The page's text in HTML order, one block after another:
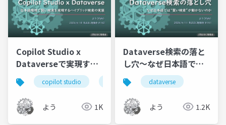
Copilot Studio x
Dataverseで実現する
類似検索copilot studio エージェントフロー
よう 1K
Dataverse検索の落と
し穴～なぜ日本語で
は"賢い検索"が動かな
いのか～
dataverse
よう 1.2K